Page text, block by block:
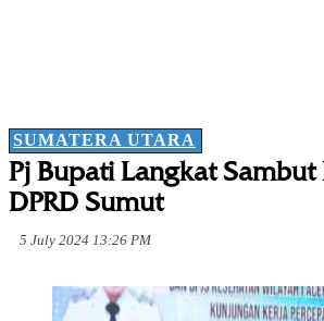
SUMATERA UTARA
Pj Bupati Langkat Sambut
DPRD Sumut
5 July 2024 13:26 PM